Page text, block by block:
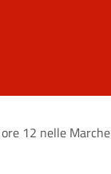
12 nelle Marche